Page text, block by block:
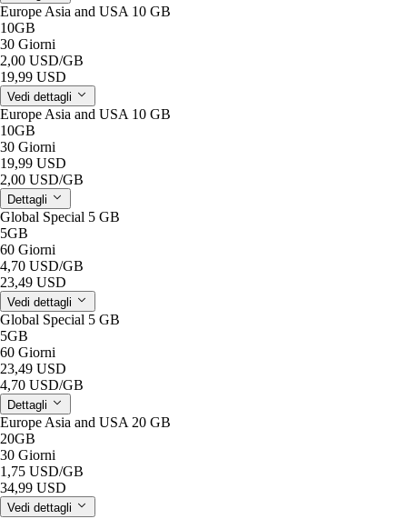
Europe Asia and USA 10 GB
10GB
30 Giorni
2,00 USD/GB
19,99 USD
Vedi dettagli
Europe Asia and USA 10 GB
10GB
30 Giorni
19,99 USD
2,00 USD/GB
Dettagli
Global Special 5 GB
5GB
60 Giorni
4,70 USD/GB
23,49 USD
Vedi dettagli
Global Special 5 GB
5GB
60 Giorni
23,49 USD
4,70 USD/GB
Dettagli
Europe Asia and USA 20 GB
20GB
30 Giorni
1,75 USD/GB
34,99 USD
Vedi dettagli